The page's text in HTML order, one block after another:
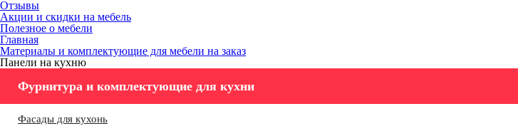
Отзывы
Акции и скидки на мебель
Полезное о мебели
Главная
Материалы и комплектующие для мебели на заказ
Панели на кухню
Фурнитура и комплектующие для кухни
Фасады для кухонь